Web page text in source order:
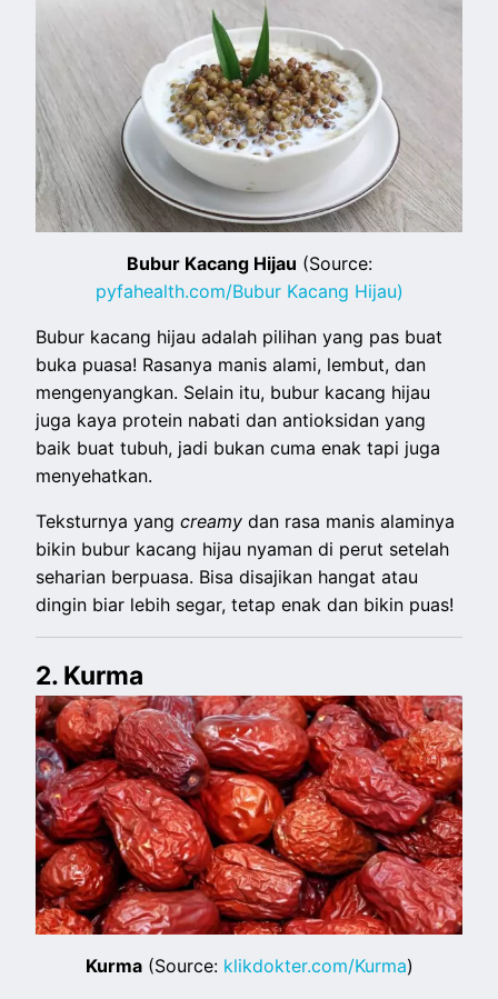
Bubur Kacang Hijau (Source:
pyfahealth.com/Bubur Kacang Hijau)
Bubur kacang hijau adalah pilihan yang pas buat
buka puasa! Rasanya manis alami, lembut, dan
mengenyangkan. Selain itu, bubur kacang hijau
juga kaya protein nabati dan antioksidan yang
baik buat tubuh, jadi bukan cuma enak tapi juga
menyehatkan.
Teksturnya yangcreamydan rasa manis alaminya
bikin bubur kacang hijau nyaman di perut setelah
seharian berpuasa. Bisa disajikan hangat atau
dingin biar lebih segar, tetap enak dan bikin puas!
2. Kurma
Kurma(Source: klikdokter.com/Kurma)